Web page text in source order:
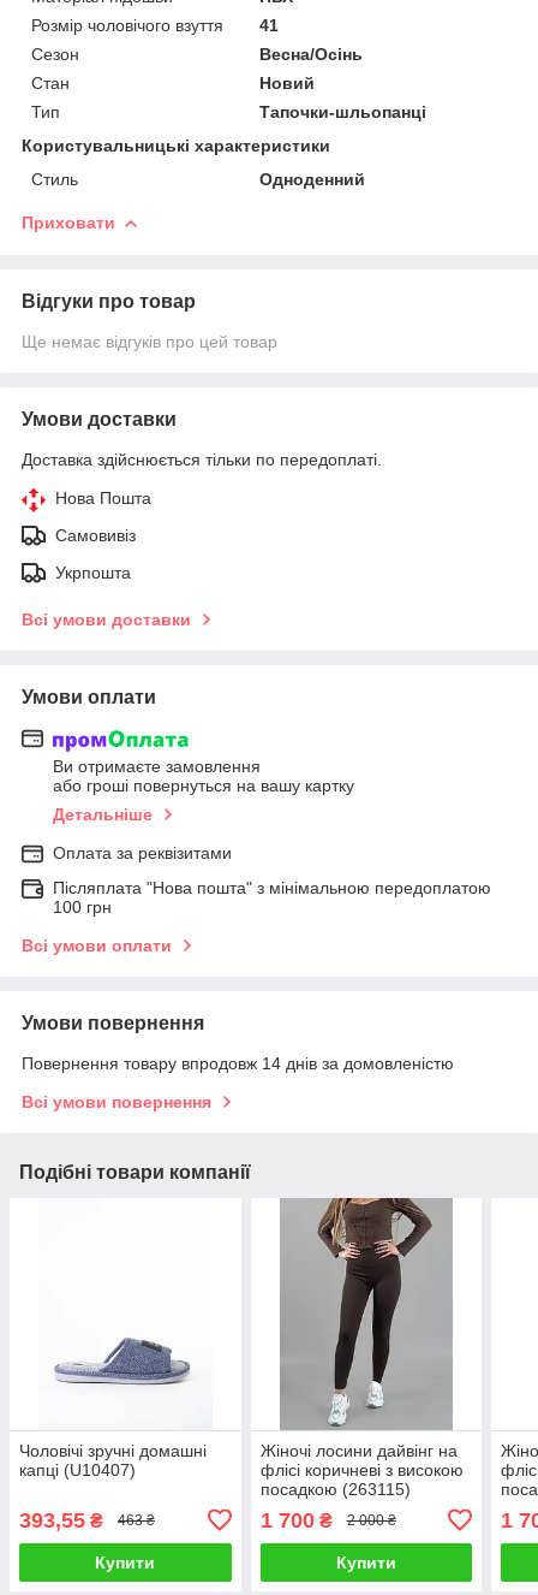
Розмір чоловічого взуття
41
Сезон
Весна/Осінь
Стан
Новий
Тип
Тапочки-шльопанці
Користувальницькі характеристики
Стиль
Одноденний
Приховати
Відгуки про товар
Ще немає відгуків про цей товар
Умови доставки
Доставка здійснюється тільки по передоплаті.
Нова Пошта
Самовивіз
Укрпошта
Всі умови доставки
Умови оплати
Ви отримаєте замовлення
або гроші повернуться на вашу картку
Детальніше
Оплата за реквізитами
Післяплата "Нова пошта" з мінімальною передоплатою
100 грн
Всі умови оплати
Умови повернення
Повернення товару впродовж 14 днів за домовленістю
Всі умови повернення
Подібні товари компанії
Чоловічі зручні домашні
капці (U10407)
393,55 ₴ 463 ₴
Купити
Жіночі лосини дайвінг на
флісі коричневі з високою
посадкою (263115)
1 700₴ 2 000 ₴
Купити
1